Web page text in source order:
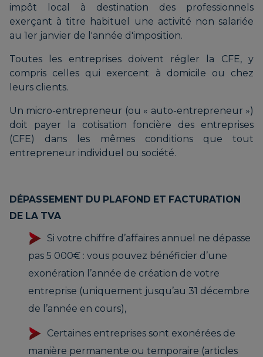
impôt local à destination des professionnels
exerçant à titre habituel une activité non salariée
au 1er janvier de l'année d'imposition.
Toutes les entreprises doivent régler la CFE, y
compris celles qui exercent à domicile ou chez
leurs clients.
Un micro-entrepreneur (ou « auto-entrepreneur »)
doit payer la cotisation foncière des entreprises
(CFE) dans les mêmes conditions que tout
entrepreneur individuel ou société.
DÉPASSEMENT DU PLAFOND ET FACTURATION
DE LA TVA
Si votre chiffre d’affaires annuel ne dépasse
pas 5 000€ : vous pouvez bénéficier d’une
exonération l’année de création de votre
entreprise (uniquement jusqu’au 31 décembre
de l’année en cours),
Certaines entreprises sont exonérées de
manière permanente ou temporaire (articles